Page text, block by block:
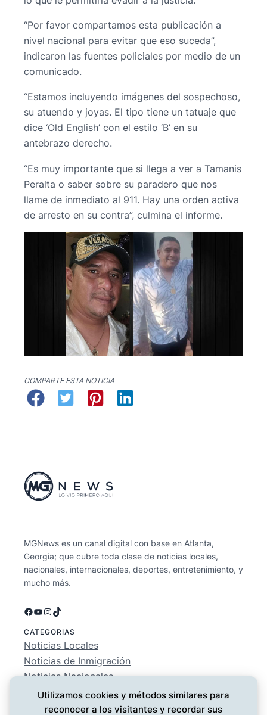
“Por favor compartamos esta publicación a
nivel nacional para evitar que eso suceda”,
indicaron las fuentes policiales por medio de un
comunicado.
“Estamos incluyendo imágenes del sospechoso,
su atuendo y joyas. El tipo tiene un tatuaje que
dice ‘Old English’ con el estilo ‘B’ en su
antebrazo derecho.
“Es muy importante que si llega a ver a Tamanis
Peralta o saber sobre su paradero que nos
llame de inmediato al 911. Hay una orden activa
de arresto en su contra”, culmina el informe.
COMPARTE ESTA NOTICIA
MGNews es un canal digital con base en Atlanta,
Georgia; que cubre toda clase de noticias locales,
nacionales, internacionales, deportes, entretenimiento, y
mucho más.
Facebook
YouTube
Instagram
TikTok
CATEGORIAS
Noticias Locales
Noticias de Inmigración
Noticias Nacionales
Deportes
Entretenimiento
Utilizamos cookies y métodos similares para
reconocer a los visitantes y recordar sus